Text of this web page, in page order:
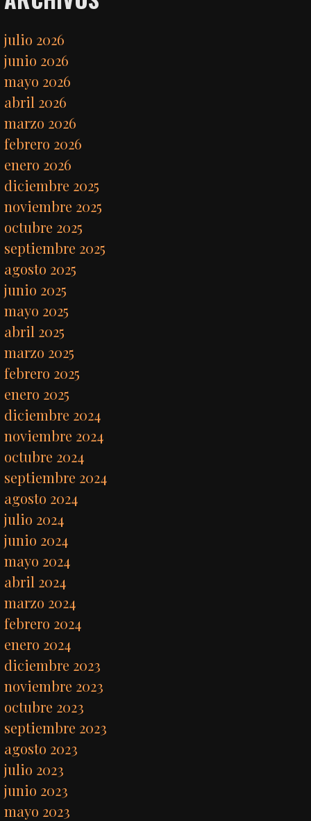
julio 2026
junio 2026
mayo 2026
abril 2026
marzo 2026
febrero 2026
enero 2026
diciembre 2025
noviembre 2025
octubre 2025
septiembre 2025
agosto 2025
junio 2025
mayo 2025
abril 2025
marzo 2025
febrero 2025
enero 2025
diciembre 2024
noviembre 2024
octubre 2024
septiembre 2024
agosto 2024
julio 2024
junio 2024
mayo 2024
abril 2024
marzo 2024
febrero 2024
enero 2024
diciembre 2023
noviembre 2023
octubre 2023
septiembre 2023
agosto 2023
julio 2023
junio 2023
mayo 2023